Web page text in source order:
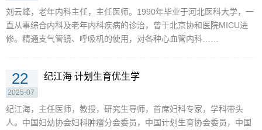
刘云峰，老年内科主任，主任医师。1990年毕业于河北医科大学，一
直从事综合内科及老年内科疾病的诊治，曾于北京协和医院MICU进
修。精通支气管镜、呼吸机的使用，对各种心血管内科……
22
2025-07
纪江海 计划生育优生学
纪江海，主任医师，教授，研究生导师，首席妇科专家，学科带头
人。中国妇幼协会妇科肿瘤分会委员，中国计划生育协会委员，中国